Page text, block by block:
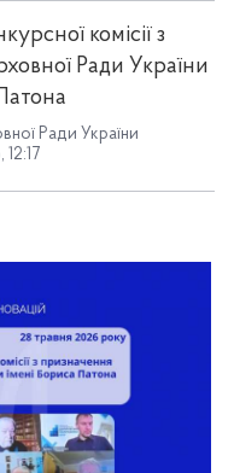
комісії з
Ради України
Ради України